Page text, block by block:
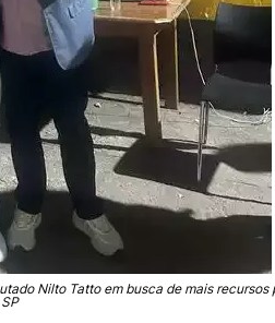
Nilto Tatto em busca de mais recursos
SP